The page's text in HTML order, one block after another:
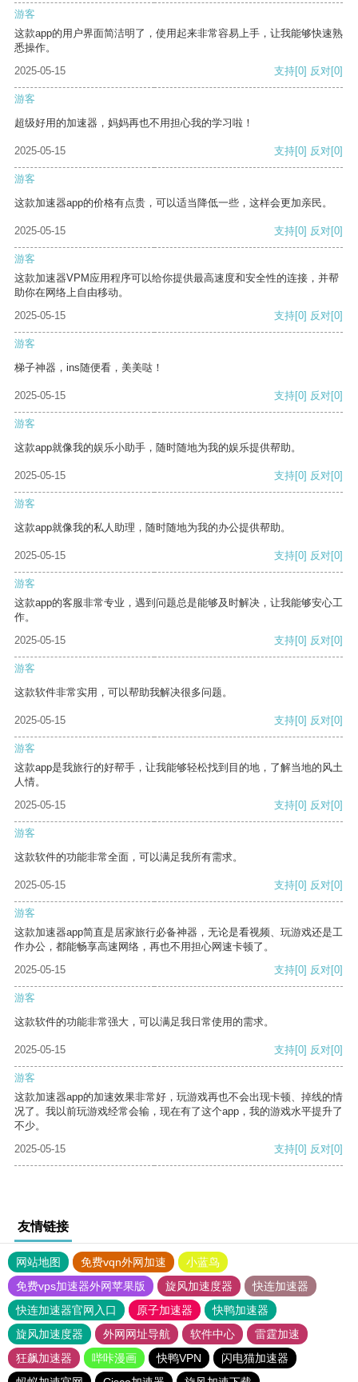
游客
这款app的用户界面简洁明了，使用起来非常容易上手，让我能够快速熟
悉操作。
2025-05-15
支持[0] 反对[0]
游客
超级好用的加速器，妈妈再也不用担心我的学习啦！
2025-05-15 支持[0] 反对[0]
游客
这款加速器app的价格有点贵，可以适当降低一些，这样会更加亲民。
2025-05-15 支持[0] 反对[0]
游客
这款加速器VPM应用程序可以给你提供最高速度和安全性的连接，并帮
助你在网络上自由移动。
2025-05-15
支持[0] 反对[0]
游客
梯子神器，ins随便看，美美哒！
2025-05-15 支持[0] 反对[0]
游客
这款app就像我的娱乐小助手，随时随地为我的娱乐提供帮助。
2025-05-15 支持[0] 反对[0]
游客
这款app就像我的私人助理，随时随地为我的办公提供帮助。
2025-05-15 支持[0] 反对[0]
游客
这款app的客服非常专业，遇到问题总是能够及时解决，让我能够安心工
作。
2025-05-15
支持[0] 反对[0]
游客
这款软件非常实用，可以帮助我解决很多问题。
2025-05-15 支持[0] 反对[0]
游客
这款app是我旅行的好帮手，让我能够轻松找到目的地，了解当地的风土
人情。
2025-05-15
支持[0] 反对[0]
游客
这款软件的功能非常全面，可以满足我所有需求。
2025-05-15 支持[0] 反对[0]
游客
这款加速器app简直是居家旅行必备神器，无论是看视频、玩游戏还是工
作办公，都能畅享高速网络，再也不用担心网速卡顿了。
2025-05-15
支持[0] 反对[0]
游客
这款软件的功能非常强大，可以满足我日常使用的需求。
2025-05-15 支持[0] 反对[0]
游客
这款加速器app的加速效果非常好，玩游戏再也不会出现卡顿、掉线的情
况了。我以前玩游戏经常会输，现在有了这个app，我的游戏水平提升了
不少。
2025-05-15
支持[0] 反对[0]
友情链接
网站地图 免费vqn外网加速
小蓝鸟
免费vps加速器外网苹果版
旋风加速度器
快连加速器
快连加速器官网入口
原子加速器
快鸭加速器
旋风加速度器
外网网址导航 软件中心
雷霆加速
狂飙加速器
哔咔漫画 快鸭VPN
闪电猫加速器